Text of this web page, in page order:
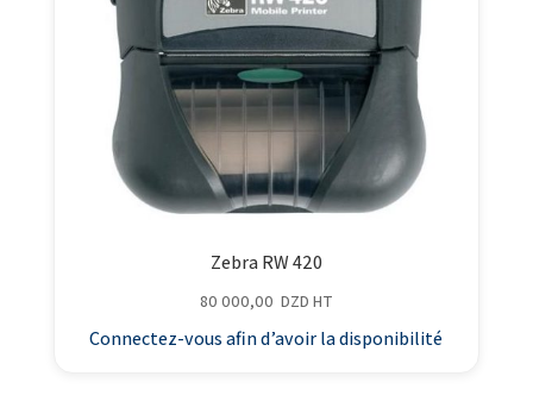
Zebra RW 420
80 000,00 DZD HT
Connectez-vous afin d’avoir la disponibilité